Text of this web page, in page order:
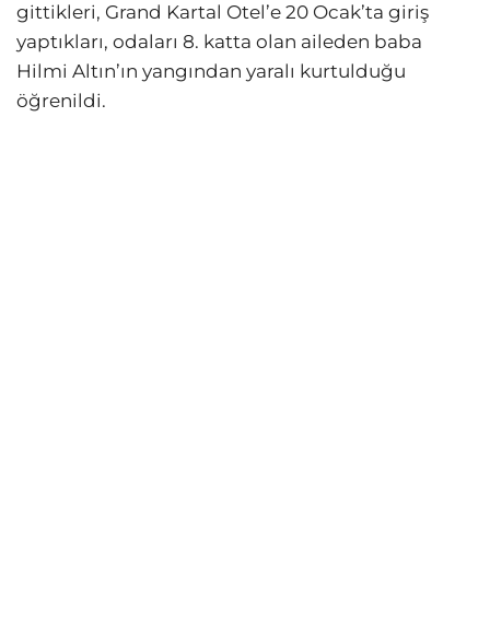
gittikleri, Grand Kartal Otel’e 20 Ocak’ta giriş
yaptıkları, odaları 8. katta olan aileden baba
Hilmi Altın’ın yangından yaralı kurtulduğu
öğrenildi.